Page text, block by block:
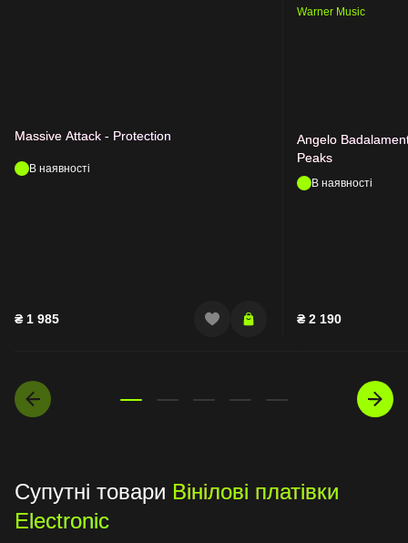
Massive Attack - Protection
В наявності
₴ 1 985
Warner Music
Angelo
Peaks
В наявності
₴ 2 190
Супутні товари Вінілові платівки
Electronic